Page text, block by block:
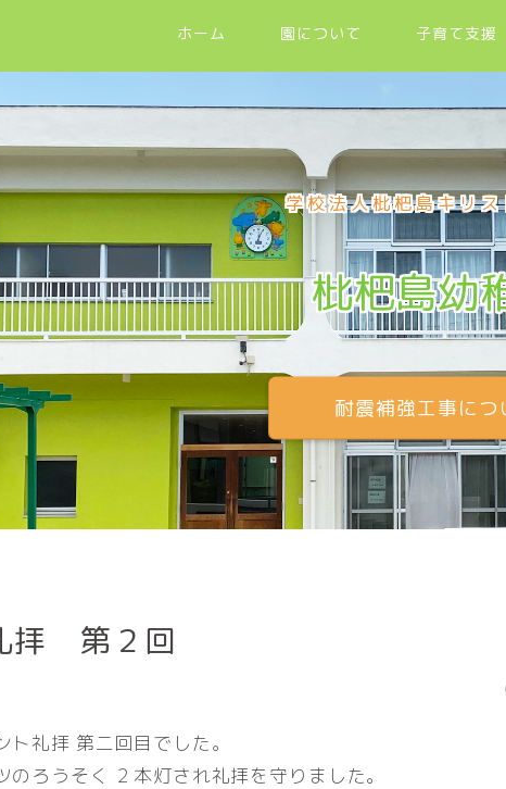
ホーム 園について 子育て支援
学校法人枇杷島キリ
枇杷島幼
耐震補強工事につ
拝 第２回
礼拝 第二回目でした。
のろうそく ２本灯され礼拝を守りました。